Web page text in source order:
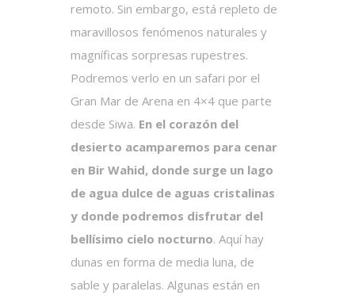
remoto. Sin embargo, está repleto de
maravillosos fenómenos naturales y
magníficas sorpresas rupestres.
Podremos verlo en un safari por el
Gran Mar de Arena en 4×4 que parte
desde Siwa. En el corazón del
desierto acamparemos para cenar
en Bir Wahid, donde surge un lago
de agua dulce de aguas cristalinas
y donde podremos disfrutar del
bellísimo cielo nocturno. Aquí hay
dunas en forma de media luna, de
sable y paralelas. Algunas están en